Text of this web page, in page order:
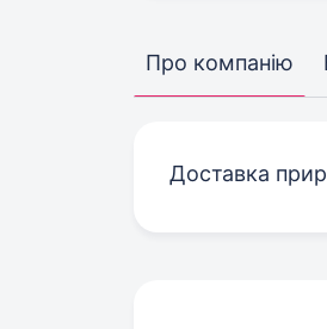
Про компанію
Доставка